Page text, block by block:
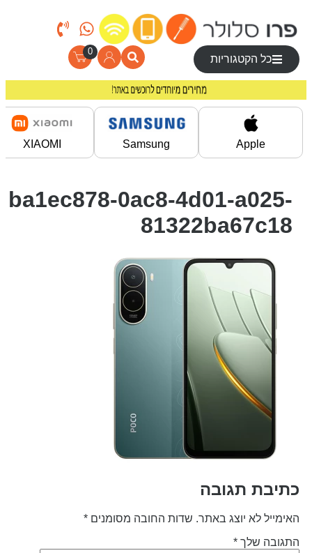
כל הקטגוריות
0
משלוח חינם בקניה מעל 200 ₪
מחירים מיוחדים לרוכשים באתר!
Apple
Samsung
XIAOMI
ba1ec878-0ac8-4d01-a025-
81322ba67c18
תגובה
לא יוצג באתר. שדות החובה מסומנים*
שלך*